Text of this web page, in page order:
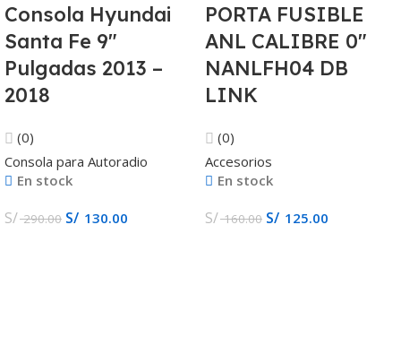
Consola Hyundai
Santa Fe 9″
Pulgadas 2013 –
2018
(0)
Consola para Autoradio
En stock
S/290.00 S/ 130.00
PORTA FUSIBLE
ANL CALIBRE 0″
NANLFH04 DB
LINK
(0)
Accesorios
En stock
S/160.00 S/ 125.00